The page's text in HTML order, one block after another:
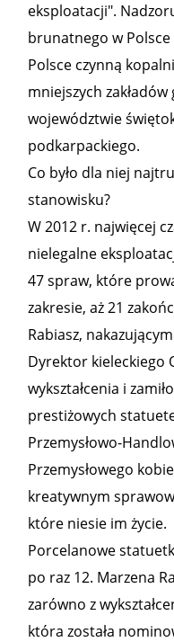
eksploatacji".
brunatnego w Polsce
Polsce czynną
mniejszych
województwie
podkarpackiego.
Co było dla niej
stanowisku?
W 2012 r. najwięcej
nielegalne
47 spraw, które
zakresie, aż 21
Rabiasz,
Dyrektor kieleckiego
wykształcenia i
prestiżowych
Przemysłowo-
Przemysłowego
kreatywnym
które niesie im życie.
Porcelanowe
po raz 12. Marzena
zarówno z
która została